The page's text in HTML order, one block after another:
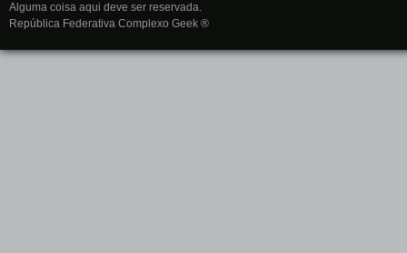
Alguma coisa aqui deve ser reservada.
República Federativa Complexo Geek ®